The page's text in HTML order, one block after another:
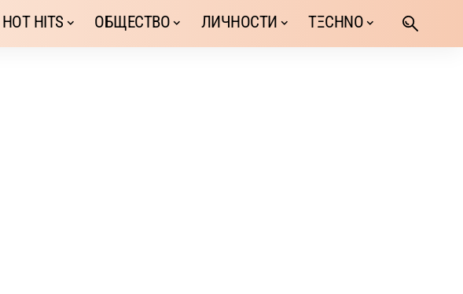
HOT HITS ОБЩЕСТВО ЛИЧНОСТИ TΞCHNO